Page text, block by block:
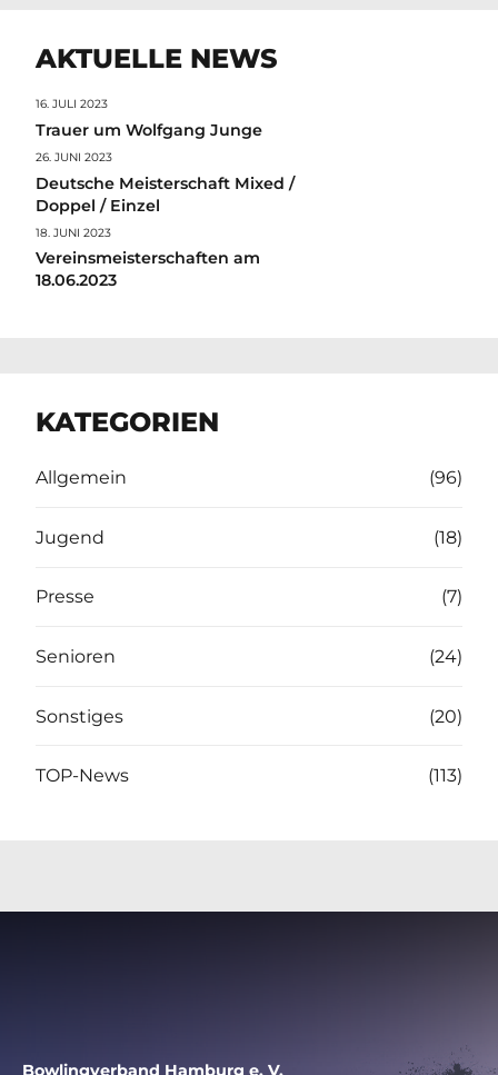
AKTUELLE NEWS
16. JULI 2023
Trauer um Wolfgang Junge
26. JUNI 2023
Deutsche Meisterschaft Mixed /
Doppel / Einzel
18. JUNI 2023
Vereinsmeisterschaften am
18.06.2023
KATEGORIEN
Allgemein (96)
Jugend (18)
Presse (7)
Senioren (24)
Sonstiges (20)
TOP-News (113)
Bowlingverband Hamburg e. V.